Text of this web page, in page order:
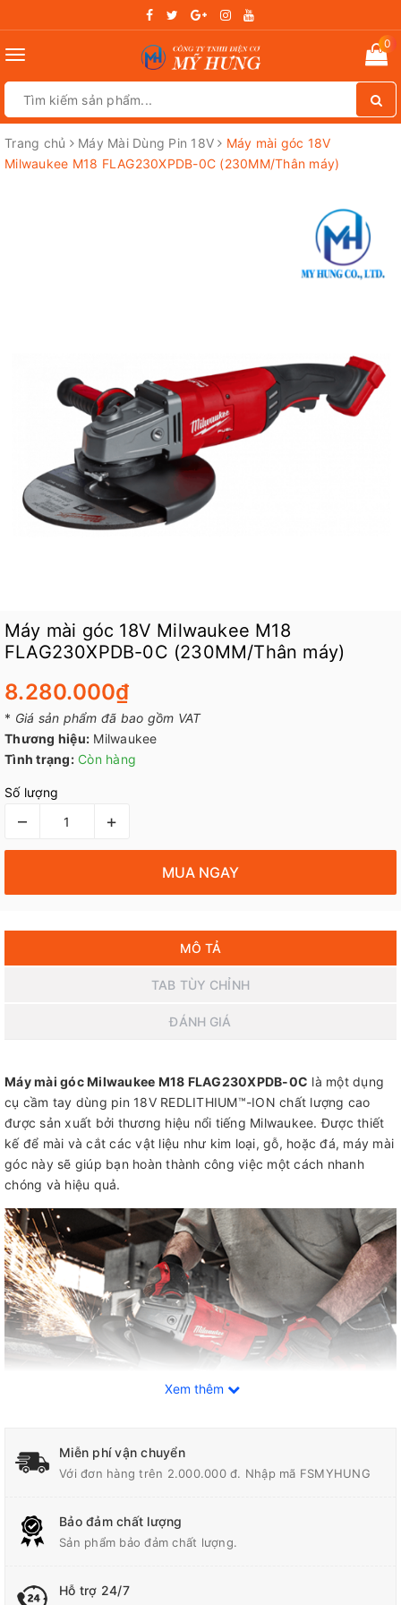
Toggle
0
Trang chủ Máy Mài Dùng Pin 18V
Máy mài góc 18V
Milwaukee M18 FLAG230XPDB-0C (230MM/Thân máy)
Máy mài góc 18V Milwaukee M18
FLAG230XPDB-0C (230MM/Thân máy)
8.280.000₫
* Giá sản phẩm đã bao gồm VAT
Thương hiệu: Milwaukee
Tình trạng: Còn hàng
Số lượng
– +
MUA NGAY
MÔ TẢ
TAB TÙY CHỈNH
ĐÁNH GIÁ
Máy mài góc Milwaukee M18 FLAG230XPDB-0C là một dụng
cụ cầm tay dùng pin 18V REDLITHIUM™-ION chất lượng cao
được sản xuất bởi thương hiệu nổi tiếng Milwaukee. Được thiết
kế để mài và cắt các vật liệu như kim loại, gỗ, hoặc đá, máy mài
góc này sẽ giúp bạn hoàn thành công việc một cách nhanh
chóng và hiệu quả.
Tính năng của máy mài pin 18V Milwaukee M18
FLAG230XPDB-0C
mài góc lớn M18 FUEL™ để mang lại sức mạnh và hiệu suất như
Xem thêm
Miễn phí vận chuyển
Với đơn hàng trên 2.000.000 đ. Nhập mã FSMYHUNG
Bảo đảm chất lượng
Sản phẩm bảo đảm chất lượng.
Hỗ trợ 24/7